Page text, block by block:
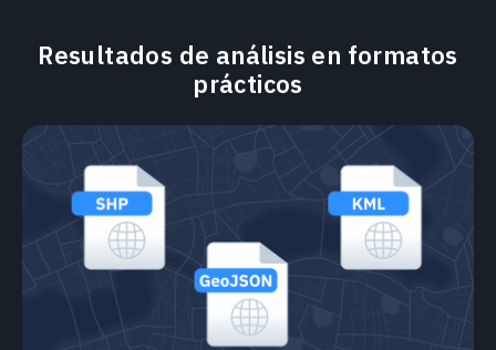
Resultados de análisis en formatos
prácticos